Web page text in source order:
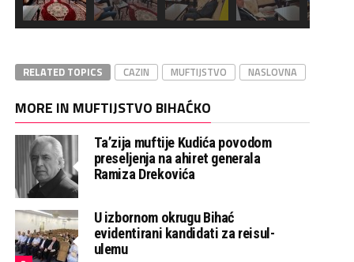
RELATED TOPICS CAZIN MUFTIJSTVO NASLOVNA
MORE IN MUFTIJSTVO BIHAĆKO
Ta’zija muftije Kudića povodom
preseljenja na ahiret generala
Ramiza Drekovića
U izbornom okrugu Bihać
evidentirani kandidati za reisul-
ulemu